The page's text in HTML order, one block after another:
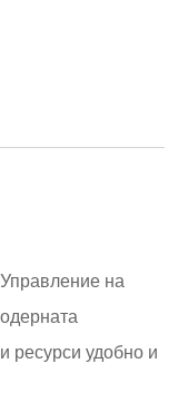
на
ресурси удобно и